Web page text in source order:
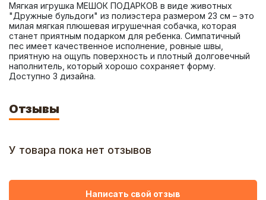
Мягкая игрушка МЕШОК ПОДАРКОВ в виде животных
"Дружные бульдоги" из полиэстера размером 23 см – это
милая мягкая плюшевая игрушечная собачка, которая
станет приятным подарком для ребенка. Симпатичный
пес имеет качественное исполнение, ровные швы,
приятную на ощупь поверхность и плотный долговечный
наполнитель, который хорошо сохраняет форму.
Доступно 3 дизайна.
Отзывы
У товара пока нет отзывов
Написать свой отзыв